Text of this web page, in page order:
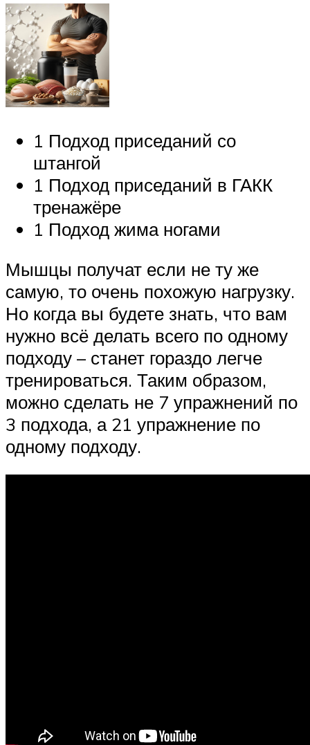
1 Подход приседаний со
штангой
1 Подход приседаний в ГАКК
тренажёре
1 Подход жима ногами
Мышцы получат если не ту же
самую, то очень похожую нагрузку.
Но когда вы будете знать, что вам
нужно всё делать всего по одному
подходу – станет гораздо легче
тренироваться. Таким образом,
можно сделать не 7 упражнений по
3 подхода, а 21 упражнение по
одному подходу.